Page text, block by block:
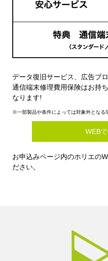
データ復旧サービス、広告ブ
通信端末修理費用保険はお持
なります!
※一部製品や条件によっては対象外となる
WEB
お申込みページ内のホリエの
ださい。